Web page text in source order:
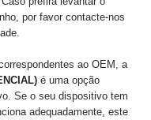
por favor contacte-nos
ao OEM, a
é uma opção
Se o seu dispositivo tem
adequadamente, este